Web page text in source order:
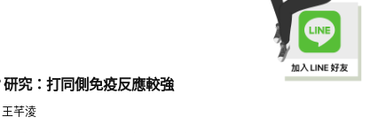
究：打同側免疫反應較強
王芊淩